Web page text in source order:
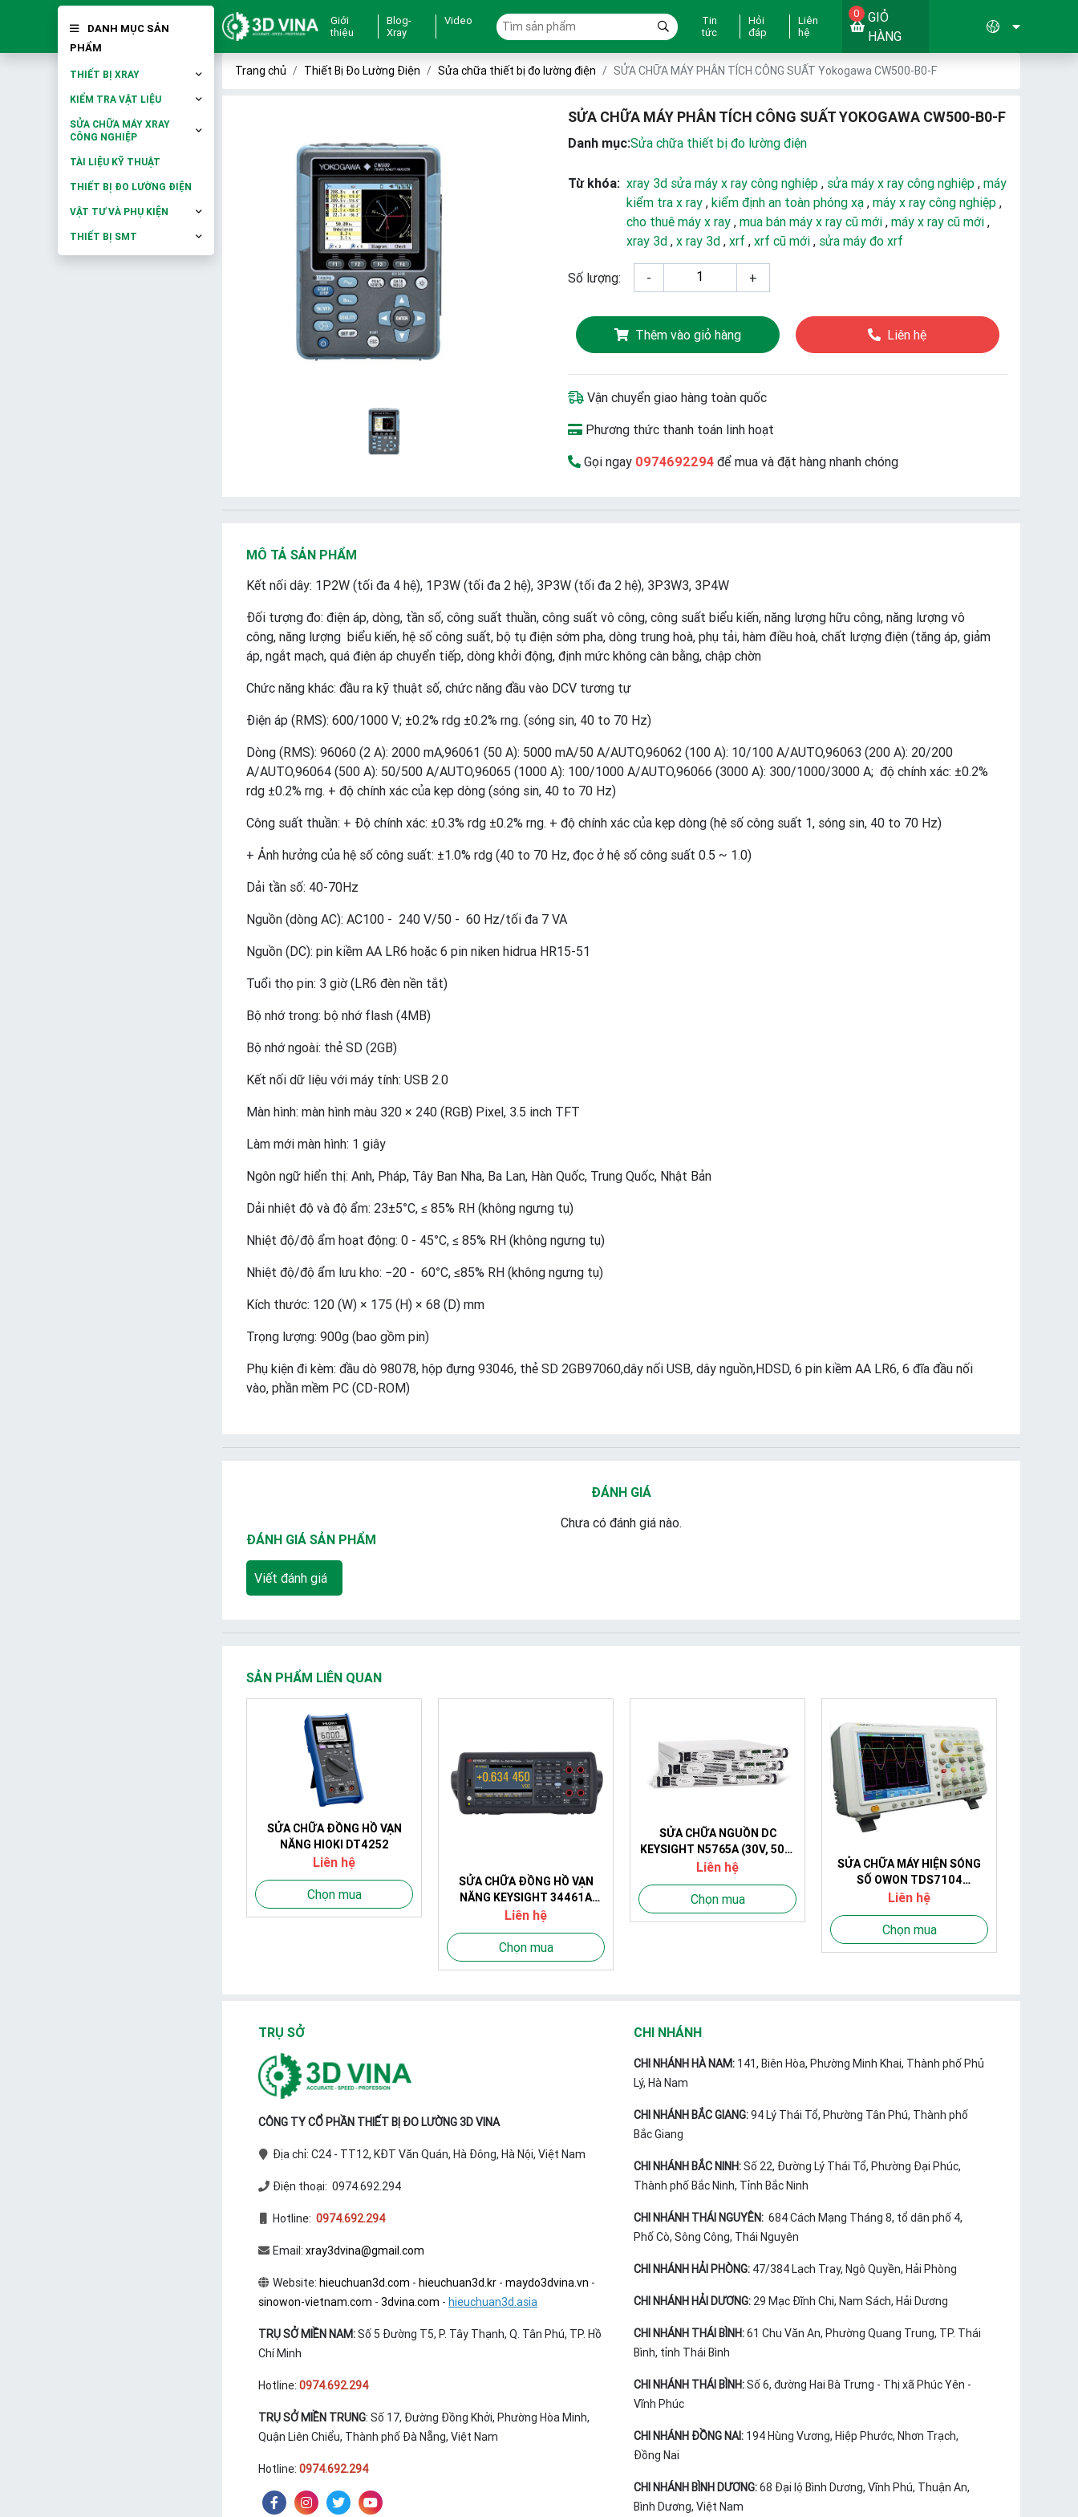
DANH MỤC SẢN
PHẨM
THIẾT BỊ XRAY
KIỂM TRA VẬT LIỆU
SỬA CHỮA MÁY XRAY
CÔNG NGHIỆP
TÀI LIỆU KỸ THUẬT
THIẾT BỊ ĐO LƯỜNG ĐIỆN
VẬT TƯ VÀ PHỤ KIỆN
THIẾT BỊ SMT
Giới
thiệu
Blog-
Xray
Video
Tin
tức
Hỏi
đáp
Liên
hệ
GIỎ
HÀNG
0
Trang chủ Thiết Bị Đo Lường Điện Sửa chữa thiết bị đo lường điện SỬA CHỮA MÁY PHÂN TÍCH CÔNG SUẤT Yokogawa CW500-B0-F
SỬA CHỮA MÁY PHÂN TÍCH CÔNG SUẤT YOKOGAWA CW500-B0-F
Danh mục:Sửa chữa thiết bị đo lường điện
Từ khóa: xray 3d sửa máy x ray công nghiệp, sửa máy x ray công nghiệp, máy
kiểm tra x ray, kiểm định an toàn phóng xạ, máy x ray công nghiệp,
cho thuê máy x ray, mua bán máy x ray cũ mới, máy x ray cũ mới,
xray 3d, x ray 3d, xrf , xrf cũ mới, sửa máy đo xrf
Số lượng: - +
Thêm vào giỏ hàng Liên hệ
Vận chuyển giao hàng toàn quốc
Phương thức thanh toán linh hoạt
Gọi ngay 0974692294để mua và đặt hàng nhanh chóng
MÔ TẢ SẢN PHẨM
Kết nối dây: 1P2W (tối đa 4 hệ), 1P3W (tối đa 2 hệ), 3P3W (tối đa 2 hệ), 3P3W3, 3P4W
Đối tượng đo: điện áp, dòng, tần số, công suất thuần, công suất vô công, công suất biểu kiến, năng lượng hữu công, năng lượng vô
công, năng lượng biểu kiến, hệ số công suất, bộ tụ điện sớm pha, dòng trung hoà, phụ tải, hàm điều hoà, chất lượng điện (tăng áp, giảm
áp, ngắt mạch, quá điện áp chuyển tiếp, dòng khởi động, định mức không cân bằng, chập chờn
Chức năng khác: đầu ra kỹ thuật số, chức năng đầu vào DCV tương tự
Điện áp (RMS): 600/1000 V; ±0.2% rdg ±0.2% rng. (sóng sin, 40 to 70 Hz)
Dòng (RMS): 96060 (2 A): 2000 mA,96061 (50 A): 5000 mA/50 A/AUTO,96062 (100 A): 10/100 A/AUTO,96063 (200 A): 20/200
A/AUTO,96064 (500 A): 50/500 A/AUTO,96065 (1000 A): 100/1000 A/AUTO,96066 (3000 A): 300/1000/3000 A; độ chính xác: ±0.2%
rdg ±0.2% rng. + độ chính xác của kẹp dòng (sóng sin, 40 to 70 Hz)
Công suất thuần: + Độ chính xác: ±0.3% rdg ±0.2% rng. + độ chính xác của kẹp dòng (hệ số công suất 1, sóng sin, 40 to 70 Hz)
+ Ảnh hưởng của hệ số công suất: ±1.0% rdg (40 to 70 Hz, đọc ở hệ số công suất 0.5 ~ 1.0)
Dải tần số: 40-70Hz
Nguồn (dòng AC): AC100 - 240 V/50 - 60 Hz/tối đa 7 VA
Nguồn (DC): pin kiềm AA LR6 hoặc 6 pin niken hidrua HR15-51
Tuổi thọ pin: 3 giờ (LR6 đèn nền tắt)
Bộ nhớ trong: bộ nhớ flash (4MB)
Bộ nhớ ngoài: thẻ SD (2GB)
Kết nối dữ liệu với máy tính: USB 2.0
Màn hình: màn hình màu 320 × 240 (RGB) Pixel, 3.5 inch TFT
Làm mới màn hình: 1 giây
Ngôn ngữ hiển thị: Anh, Pháp, Tây Ban Nha, Ba Lan, Hàn Quốc, Trung Quốc, Nhật Bản
Dải nhiệt độ và độ ẩm: 23±5°C, ≤ 85% RH (không ngưng tụ)
Nhiệt độ/độ ẩm hoạt động: 0 - 45°C, ≤ 85% RH (không ngưng tụ)
Nhiệt độ/độ ẩm lưu kho: −20 - 60°C, ≤85% RH (không ngưng tụ)
Kích thước: 120 (W) × 175 (H) × 68 (D) mm
Trọng lượng: 900g (bao gồm pin)
Phụ kiện đi kèm: đầu dò 98078, hộp đựng 93046, thẻ SD 2GB97060,dây nối USB, dây nguồn,HDSD, 6 pin kiềm AA LR6, 6 đĩa đầu nối
vào, phần mềm PC (CD-ROM)
ĐÁNH GIÁ
Chưa có đánh giá nào.
ĐÁNH GIÁ SẢN PHẨM
Viết đánh giá
SẢN PHẨM LIÊN QUAN
SỬA CHỮA ĐỒNG HỒ VẠN
NĂNG HIOKI DT4252
Liên hệ
Chọn mua
SỬA CHỮA ĐỒNG HỒ VẠN
NĂNG KEYSIGHT 34461A
(without GPIB) (6 ½ digit;
Không GPIB; 0.0035%)
Liên hệ
Chọn mua
SỬA CHỮA NGUỒN DC
KEYSIGHT N5765A (30V, 50A,
1500W)
Liên hệ
Chọn mua
SỬA CHỮA MÁY HIỆN SÓNG
SỐ OWON TDS7104
(100Mhz, 4 Ch, 1Gsa/s)
Liên hệ
Chọn mua
TRỤ SỞ
CÔNG TY CỔ PHẦN THIẾT BỊ ĐO LƯỜNG 3D VINA
Địa chỉ: C24 - TT12, KĐT Văn Quán, Hà Đông, Hà Nội, Việt Nam
Điện thoại: 0974.692.294
Hotline: 0974.692.294
Email: xray3dvina@gmail.com
Website: hieuchuan3d.com - hieuchuan3d.kr- maydo3dvina.vn -
sinowon-vietnam.com - 3dvina.com - hieuchuan3d.asia
TRỤ SỞ MIỀN NAM:Số 5 Đường T5, P. Tây Thạnh, Q. Tân Phú, TP. Hồ
Chí Minh
Hotline: 0974.692.294
TRỤ SỞ MIỀN TRUNG: Số 17, Đường Đồng Khởi, Phường Hòa Minh,
Quận Liên Chiểu, Thành phố Đà Nẵng, Việt Nam
Hotline: 0974.692.294
CHI NHÁNH
CHI NHÁNH HÀ NAM:141, Biên Hòa, Phường Minh Khai, Thành phố Phủ
Lý, Hà Nam
CHI NHÁNH BẮC GIANG:94 Lý Thái Tổ, Phường Tân Phú, Thành phố
Bắc Giang
CHI NHÁNH BẮC NINH:Số 22, Đường Lý Thái Tổ, Phường Đại Phúc,
Thành phố Bắc Ninh, Tỉnh Bắc Ninh
CHI NHÁNH THÁI NGUYÊN: 684 Cách Mạng Tháng 8, tổ dân phố 4,
Phố Cò, Sông Công, Thái Nguyên
CHI NHÁNH HẢI PHÒNG: 47/384 Lạch Tray, Ngô Quyền, Hải Phòng
CHI NHÁNH HẢI DƯƠNG: 29 Mạc Đĩnh Chi, Nam Sách, Hải Dương
CHI NHÁNH THÁI BÌNH:61 Chu Văn An, Phường Quang Trung, TP. Thái
Bình, tỉnh Thái Bình
CHI NHÁNH THÁI BÌNH:Số 6, đường Hai Bà Trưng - Thị xã Phúc Yên -
Vĩnh Phúc
CHI NHÁNH ĐỒNG NAI:194 Hùng Vương, Hiệp Phước, Nhơn Trạch,
Đồng Nai
CHI NHÁNH BÌNH DƯƠNG:68 Đại lộ Bình Dương, Vĩnh Phú, Thuận An,
Bình Dương, Việt Nam